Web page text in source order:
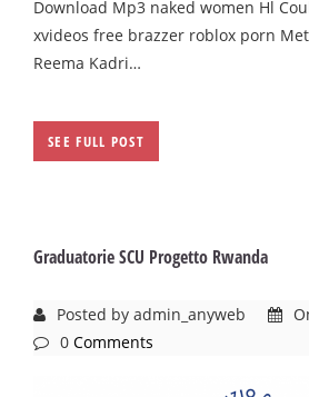
Download Mp3 naked women Hl
xvideos free brazzer roblox porn
Reema Kadri…
SEE FULL POST
Graduatorie SCU Progetto Rwanda
Posted by admin_anyweb
0 Comments